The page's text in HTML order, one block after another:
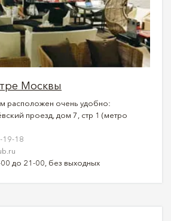
Москвы
расположен очень удобно:
проезд, дом 7, стр 1 (метро
19-18
до 21-00, без выходных